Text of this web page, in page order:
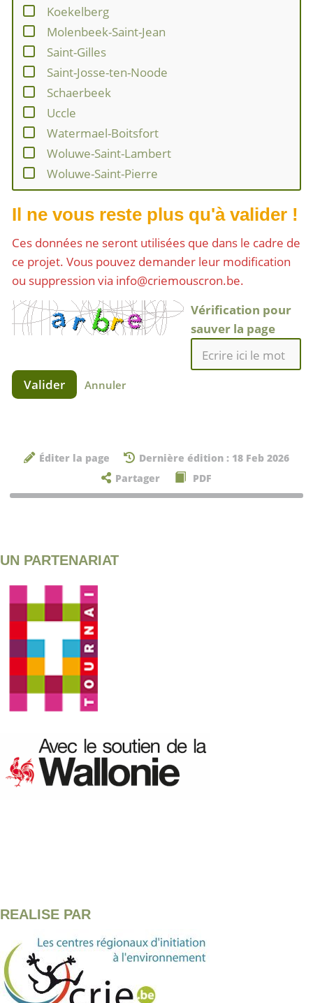
Koekelberg
Molenbeek-Saint-Jean
Saint-Gilles
Saint-Josse-ten-Noode
Schaerbeek
Uccle
Watermael-Boitsfort
Woluwe-Saint-Lambert
Woluwe-Saint-Pierre
Il ne vous reste plus qu'à valider !
Ces données ne seront utilisées que dans le cadre de
ce projet. Vous pouvez demander leur modification
ou suppression via info@criemouscron.be.
Vérification pour
sauver la page
Valider Annuler
Éditer la page
Dernière édition : 18 Feb 2026
Partager
PDF
UN PARTENARIAT
REALISE PAR